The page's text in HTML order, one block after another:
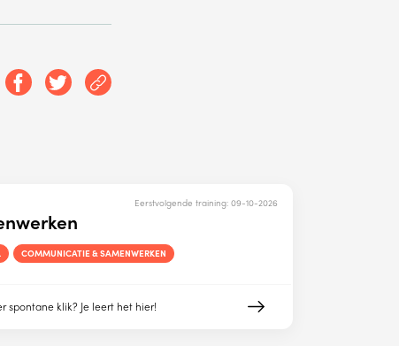
Eerstvolgende training: 09-10-2026
COMMUNICATIE & SAMENWERKEN
spontane klik? Je leert het hier!